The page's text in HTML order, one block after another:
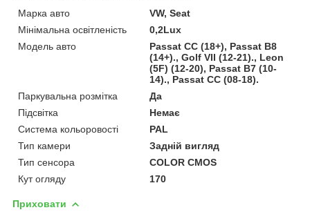
Марка авто
VW, Seat
Мінімальна освітленість
0,2Lux
Модель авто
Passat CC (18+), Passat B8
(14+)., Golf VII (12-21)., Leon
(5F) (12-20), Passat B7 (10-
14)., Passat CC (08-18).
Паркувальна розмітка
Да
Підсвітка
Немає
Система кольоровості
PAL
Тип камери
Задній вигляд
Тип сенсора
COLOR CMOS
Кут огляду
170
Приховати